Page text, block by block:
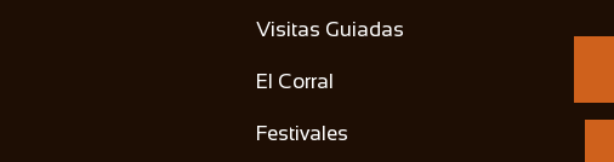
Visitas Guiadas
El Corral
Festivales